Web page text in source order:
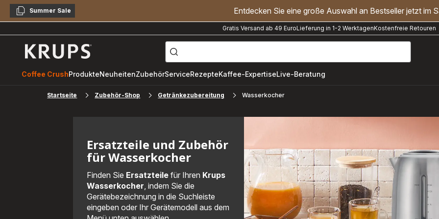
KopierenSummer Sale Entdecken Sie eine große Auswahl an Bestseller jetzt im
Gratis Versand ab 49 EuroLieferung in 1-2 WerktagenKostenfreie Retouren
["Kaffeevollautomat","Handmixer","Waffeleisen"]
Coffee CrushProdukteNeuheitenZubehörServiceRezepteKaffee-ExpertiseLive-Beratung
Startseite Zubehör-Shop Getränkezubereitung Wasserkocher
Ersatzteile und Zubehör
für Wasserkocher
Finden Sie Ersatzteilefür Ihren Krups
Wasserkocher, indem Sie die
Gerätebezeichnung in die Suchleiste
eingeben oder Ihr Gerätemodell aus dem